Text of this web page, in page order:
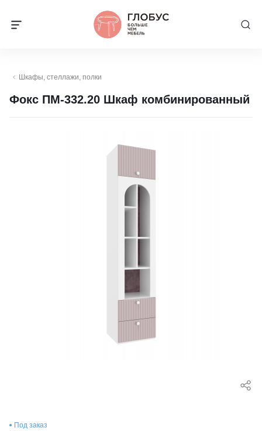
Шкафы, стеллажи, полки
Фокс ПМ-332.20 Шкаф комбинированный
Под заказ